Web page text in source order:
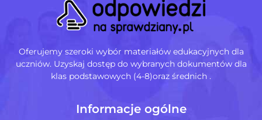
Oferujemy szeroki wybór materiałów edukacyjnych dla
uczniów. Uzyskaj dostęp do wybranych dokumentów dla
klas podstawowych (4-8)oraz średnich .
Informacje ogólne